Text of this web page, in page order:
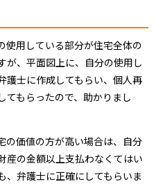
使用している部分が住宅全体の
が、平面図上に、自分の使用し
護士に作成してもらい、個人再
てもらったので、助かりまし
の価値の方が高い場合は、自分
産の金額以上支払わなくてはい
、弁護士に正確にしてもらいま